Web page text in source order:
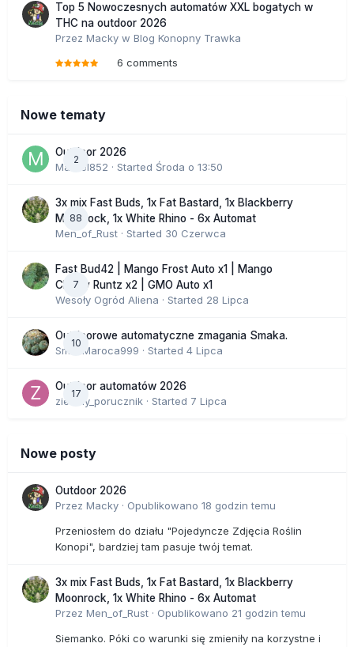
Top 5 Nowoczesnych automatów XXL bogatych w
THC na outdoor 2026
Przez Macky w Blog Konopny Trawka
6 comments
Nowe tematy
2
Outdoor 2026
Marcel852 · Started Środa o 13:50
88
3x mix Fast Buds, 1x Fat Bastard, 1x Blackberry
Moonrock, 1x White Rhino - 6x Automat
Men_of_Rust · Started 30 Czerwca
7
Fast Bud42 | Mango Frost Auto x1 | Mango
Cherry Runtz x2 | GMO Auto x1
Wesoły Ogród Aliena · Started 28 Lipca
10
Outdoorowe automatyczne zmagania Smaka.
SmakMaroca999 · Started 4 Lipca
17
Outdoor automatów 2026
zielony_porucznik · Started 7 Lipca
Nowe posty
Outdoor 2026
Przez Macky · Opublikowano 18 godzin temu
Przeniosłem do działu "Pojedyncze Zdjęcia Roślin
Konopi", bardziej tam pasuje twój temat.
3x mix Fast Buds, 1x Fat Bastard, 1x Blackberry
Moonrock, 1x White Rhino - 6x Automat
Przez Men_of_Rust · Opublikowano 21 godzin temu
Siemanko. Póki co warunki się zmieniły na korzystne i